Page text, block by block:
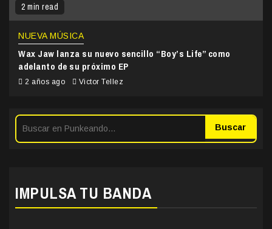
2 min read
NUEVA MÚSICA
Wax Jaw lanza su nuevo sencillo “Boy’s Life” como
adelanto de su próximo EP
2 años ago Victor Tellez
Buscar
IMPULSA TU BANDA